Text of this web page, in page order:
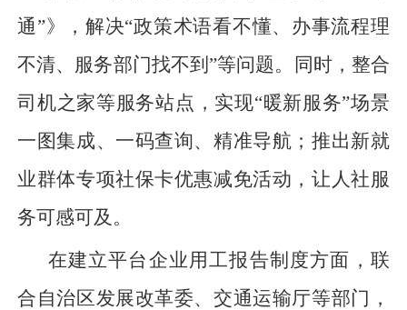
通”》，解决“政策术语看不懂、办事流程理
不清、服务部门找不到”等问题。同时，整合
司机之家等服务站点，实现“暖新服务”场景
一图集成、一码查询、精准导航；推出新就
业群体专项社保卡优惠减免活动，让人社服
务可感可及。
在建立平台企业用工报告制度方面，联
合自治区发展改革委、交通运输厅等部门，